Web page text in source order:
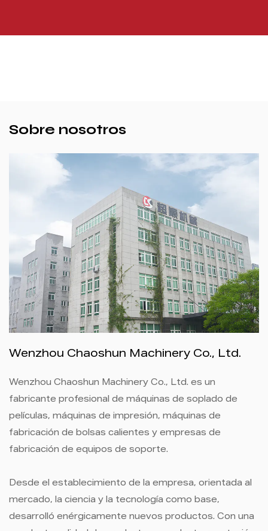
Sobre nosotros
Wenzhou Chaoshun Machinery Co., Ltd.
Wenzhou Chaoshun Machinery Co., Ltd. es un
fabricante profesional de máquinas de soplado de
películas, máquinas de impresión, máquinas de
fabricación de bolsas calientes y empresas de
fabricación de equipos de soporte.
Desde el establecimiento de la empresa, orientada al
mercado, la ciencia y la tecnología como base,
desarrolló enérgicamente nuevos productos. Con una